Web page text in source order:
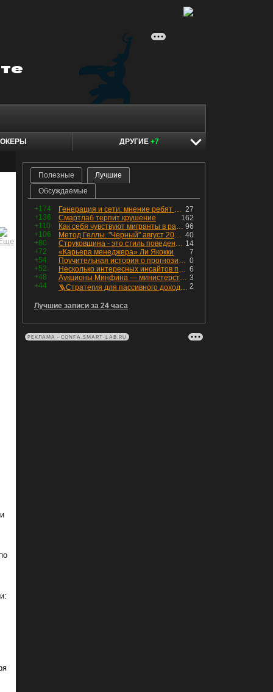
ДРУГИЕ +7
Полезные
Лучшие
Обсуждаемые
+174 27
Генерация и сети: мнение ребят из индустрии
+136
162
Смартлаб терпит крушение
+110
96
Как себя чувствуют мигранты в раю, в который они так стремились
+106
40
Метод Геллы. "Черный" август 2026 - быть или не быть?
+80
14
Струковщина - это стиль поведения, известный всем в секторе золотодобычи.
+72
7
«Карьера менеджера» Ли Якокки
+54
0
Поучительная история о прогнозировании
+52
6
Несколько интересных инсайтов по "Озону"
+48
3
Аукционы Минфина — министерство всё ещё не придумало "лекарство" для рынка ОФЗ. Ликвидности банкам не хватает это по РЕПО аукционам!
+44
2
🪜Стратегия для пассивного дохода: Лестница облигаций
Лучшие записи за 24 часа
РЕКЛАМА • CONFA.SMART-LAB.RU